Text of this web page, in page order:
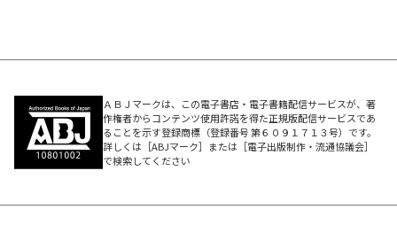
ＡＢＪマークは、この電子書店・電子書籍配信サービスが、著
作権者からコンテンツ使用許諾を得た正規版配信サービスであ
ることを示す登録商標（登録番号 第６０９１７１３号）です。
詳しくは［ABJマーク］または［電子出版制作・流通協議会］
で検索してください